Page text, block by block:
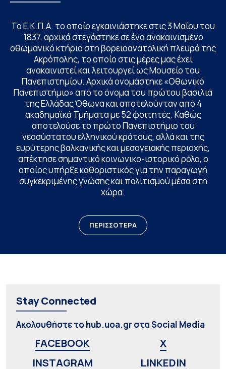
Το Ε.Κ.Π.Α. το οποίο εγκαινιάστηκε στις 3 Μαΐου του
1837, αρχικά στεγάστηκε σε ένα ανακαινισμένο
οθωμανικό κτήριο στη βορειοανατολική πλευρά της
Ακρόπολης, το οποίο στις μέρες μας έχει
ανακαινιστεί και λειτουργεί ως Μουσείο του
Πανεπιστημίου. Αρχικά ονομάστηκε «Οθωνικό
Πανεπιστήμιο» από το όνομα του πρώτου βασιλιά
της Ελλάδας Όθωνα και αποτελούνταν από 4
ακαδημαϊκά Τμήματα με 52 φοιτητές. Καθώς
αποτελούσε το πρώτο Πανεπιστήμιο του
νεοσύστατου ελληνικού κράτους, αλλά και της
ευρύτερης βαλκανικής και μεσογειακής περιοχής,
απέκτησε σημαντικό κοινωνικο-ιστορικό ρόλο, ο
οποίος υπήρξε καθοριστικός για την παραγωγή
συγκεκριμένης γνώσης και πολιτισμού μέσα στη
χώρα.
ΠΕΡΙΣΣΟΤΕΡΑ
Stay Connected
Ακολουθήστε το hub.uoa.gr στα Social Media
FACEBOOK
X
INSTAGRAM
LINKEDIN